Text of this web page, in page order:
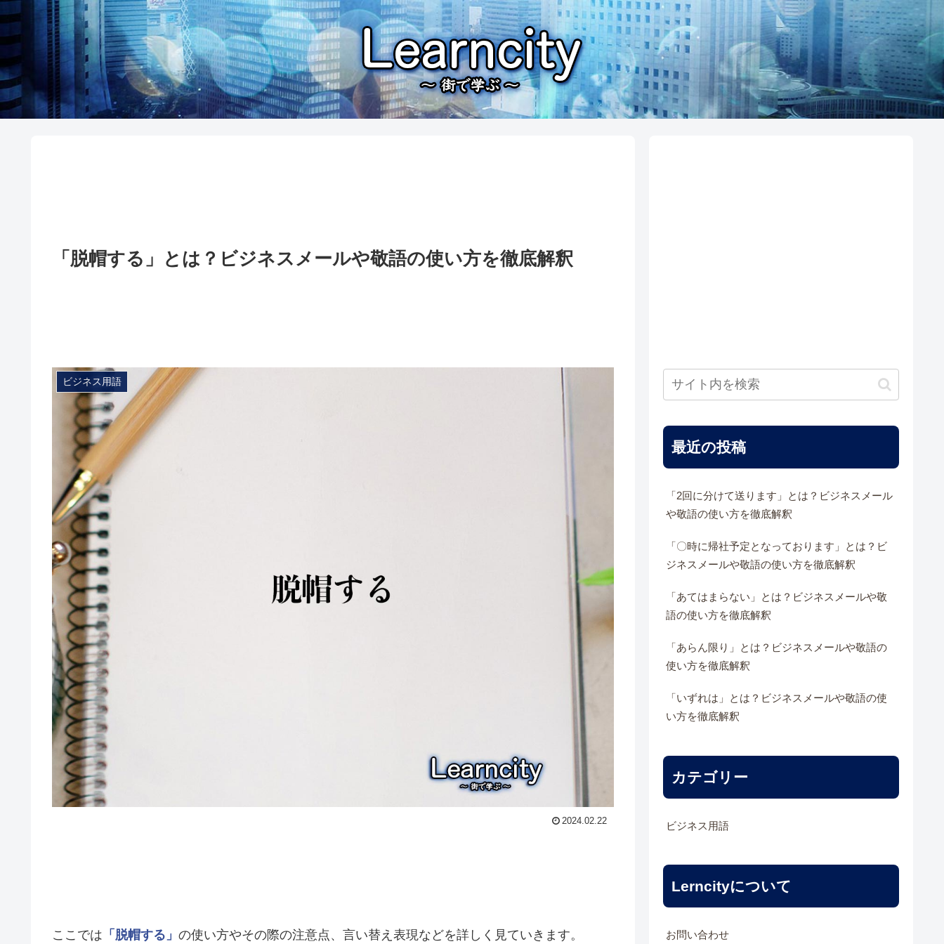
「脱帽する」とは？ビジネスメールや敬語の使い方を徹底解釈
ビジネス用語
2024.02.22
ここでは 「脱帽する」 の使い方やその際の注意点、言い替え表現などを詳しく見ていきます。
最近の投稿
「2回に分けて送ります」とは？ビジネスメール
や敬語の使い方を徹底解釈
「〇時に帰社予定となっております」とは？ビ
ジネスメールや敬語の使い方を徹底解釈
「あてはまらない」とは？ビジネスメールや敬
語の使い方を徹底解釈
「あらん限り」とは？ビジネスメールや敬語の
使い方を徹底解釈
「いずれは」とは？ビジネスメールや敬語の使
い方を徹底解釈
カテゴリー
ビジネス用語
Lerncityについて
お問い合わせ